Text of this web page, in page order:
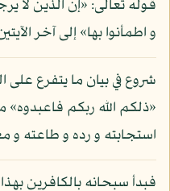
قوله تعالى: «إن الذين لا
و اطمأنوا بها» إلى آخر
شروع في بيان ما يتفرع على
«ذلكم الله ربكم
استجابته و رده و طاعته و
فبدأ سبحانه بالكافرين